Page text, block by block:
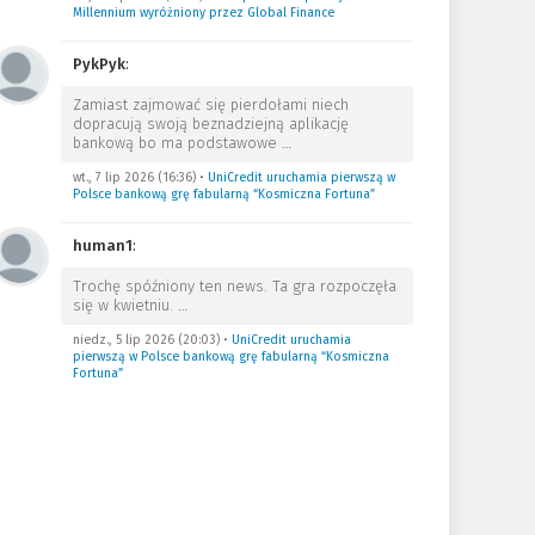
Millennium wyróżniony przez Global Finance
PykPyk:
Zamiast zajmować się pierdołami niech
dopracują swoją beznadziejną aplikację
bankową bo ma podstawowe …
wt., 7 lip 2026 (16:36)• UniCredit uruchamia pierwszą w
Polsce bankową grę fabularną “Kosmiczna Fortuna”
human1:
Trochę spóźniony ten news. Ta gra rozpoczęła
się w kwietniu. …
niedz., 5 lip 2026 (20:03)• UniCredit uruchamia
pierwszą w Polsce bankową grę fabularną “Kosmiczna
Fortuna”